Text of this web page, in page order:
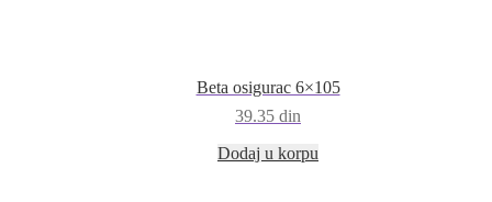
Beta osigurac 6×105
39.35 din
Dodaj u korpu